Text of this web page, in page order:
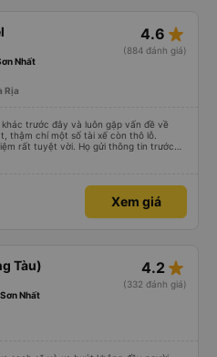
4.6 star_rate
(884 đánh giá)
Nhất
Rịa
trước đây và luôn gặp vấn đề về
thậm chí một số tài xế còn thô lỗ.
rất tuyệt vời. Họ gửi thông tin trước
tôi tại địa chỉ và xếp tôi ngồi đúng chỗ
xe limousine để đi lại giữa Thành phố
tuyệt vời, 👍🏽
Xem giá
Tàu) 4.2 star_rate
(332 đánh giá)
Nhất